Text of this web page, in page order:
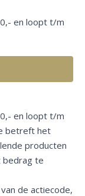
en loopt t/m
en loopt t/m
betreft het
producten
bedrag te
de actiecode,